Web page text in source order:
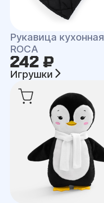
Рукавица кухонная
ROCA
242 ₽
Игрушки